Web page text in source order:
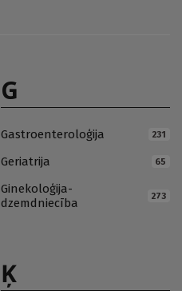
G
Gastroenteroloģija 231
Geriatrija 65
Ginekoloģija-
dzemdniecība
273
Ķ